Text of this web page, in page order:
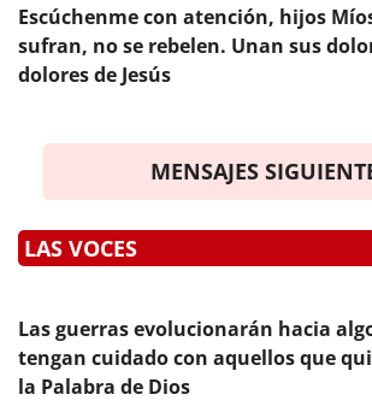
Escúchenme con atención, hijos
sufran, no se rebelen. Unan sus
dolores de Jesús
MENSAJES
LAS VOCES
Las guerras evolucionarán hacia
tengan cuidado con aquellos que
la Palabra de Dios